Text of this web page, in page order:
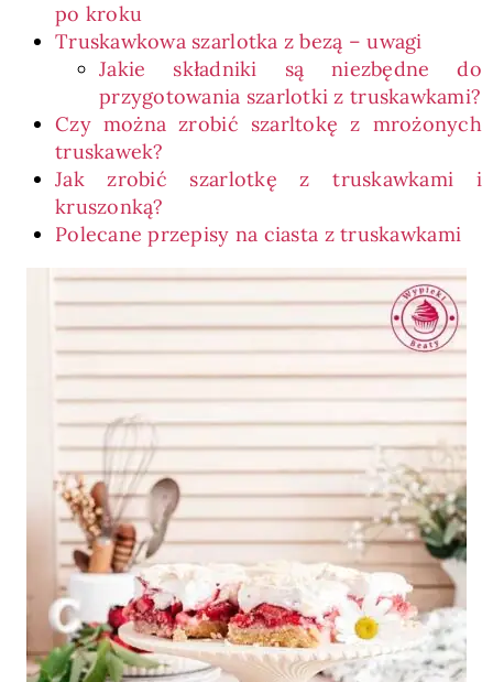
po kroku
Truskawkowa szarlotka z bezą – uwagi
Jakie składniki są niezbędne do
przygotowania szarlotki z truskawkami?
Czy można zrobić szarltokę z mrożonych
truskawek?
Jak zrobić szarlotkę z truskawkami i
kruszonką?
Polecane przepisy na ciasta z truskawkami